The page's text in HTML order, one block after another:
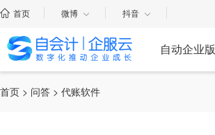
首页 微博 抖音
自动企业版
首页 > 问答 > 代账软件